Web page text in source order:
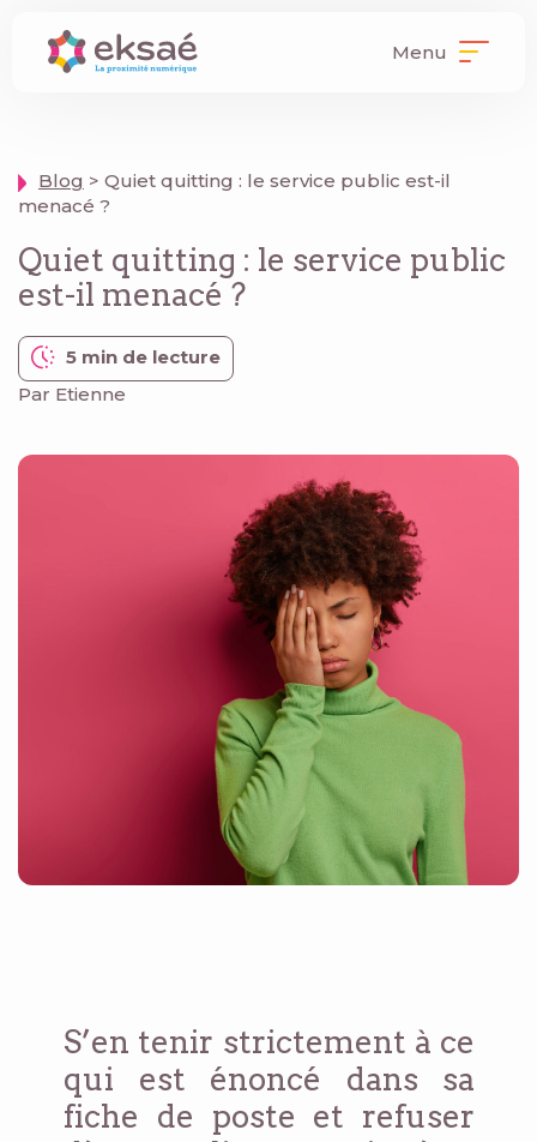
Menu
Blog > Quiet quitting : le service public est-il
menacé ?
Quiet quitting : le service public
est-il menacé ?
5 min de lecture
Par Etienne
S’en tenir strictement à ce
qui est énoncé dans sa
fiche de poste et refuser